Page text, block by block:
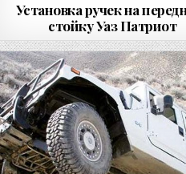
Установка ручек на
стойку Уаз Патриот